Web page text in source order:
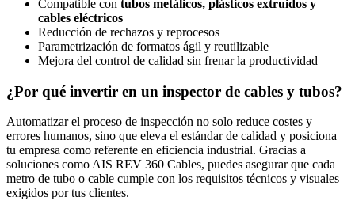
Compatible con tubos metálicos, plásticos extruidos y
cables eléctricos
Reducción de rechazos y reprocesos
Parametrización de formatos ágil y reutilizable
Mejora del control de calidad sin frenar la productividad
¿Por qué invertir en un inspector de cables y tubos?
Automatizar el proceso de inspección no solo reduce costes y
errores humanos, sino que eleva el estándar de calidad y posiciona
tu empresa como referente en eficiencia industrial. Gracias a
soluciones como AIS REV 360 Cables, puedes asegurar que cada
metro de tubo o cable cumple con los requisitos técnicos y visuales
exigidos por tus clientes.